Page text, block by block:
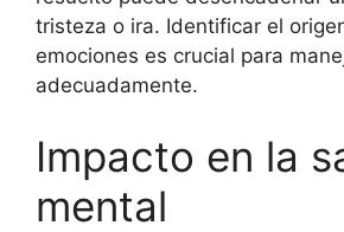
tristeza o ira. Identificar el
emociones es crucial para
adecuadamente.
Impacto en la
mental